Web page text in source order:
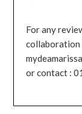
For any
collaboration
or contact :